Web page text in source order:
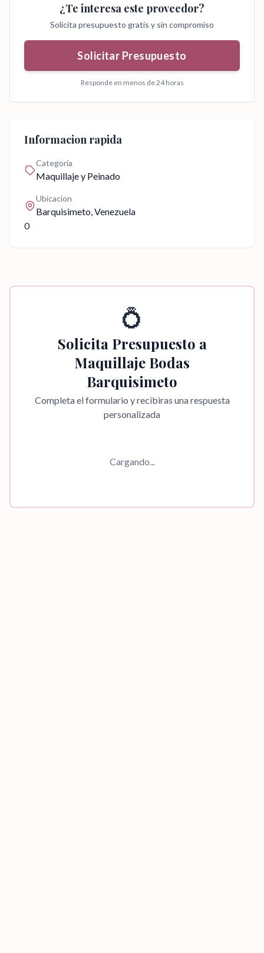
¿Te interesa este proveedor?
Solicita presupuesto gratis y sin compromiso
Solicitar Presupuesto
Responde en menos de 24 horas
Informacion rapida
Categoria
Maquillaje y Peinado
Ubicacion
Barquisimeto, Venezuela
0
💍
Solicita Presupuesto a
Maquillaje Bodas
Barquisimeto
Completa el formulario y recibiras una respuesta
personalizada
Cargando...